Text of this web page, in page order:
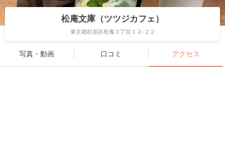
松庵文庫（ツツジカフェ）
東京都杉並区松庵３丁目１２-２２
写真・動画 口コミ アクセス